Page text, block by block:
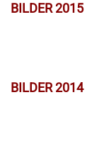
BILDER 2015
BILDER 2014